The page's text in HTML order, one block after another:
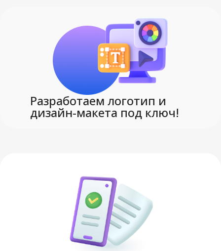
Разработаем логотип и
дизайн-макета под ключ!